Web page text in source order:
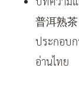
普洱熟
ประกอบ
อ่านไทย